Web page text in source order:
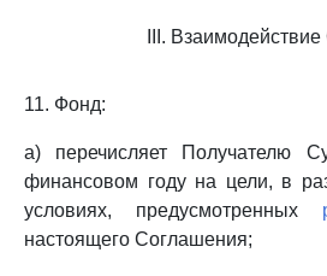
III.
11. Фонд:
а) перечисляет Получателю
финансовом году на цели, в
условиях, предусмотренных
настоящего Соглашения;